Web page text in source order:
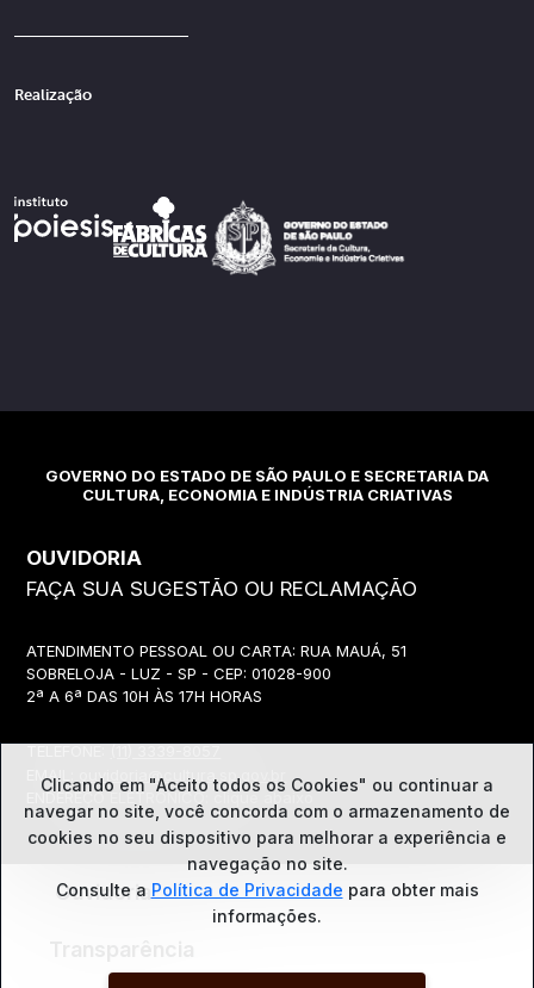
Realização
GOVERNO DO ESTADO DE SÃO PAULO E SECRETARIA DA
CULTURA, ECONOMIA E INDÚSTRIA CRIATIVAS
OUVIDORIA
FAÇA SUA SUGESTÃO OU RECLAMAÇÃO
ATENDIMENTO PESSOAL OU CARTA: RUA MAUÁ, 51
SOBRELOJA - LUZ - SP - CEP: 01028-900
2ª A 6ª DAS 10H ÀS 17H HORAS
EMAIL:
ouvidoria@cultura.sp.gov.br
ENDEREÇO ELETRÔNICO: clique abaixo
Ouvidoria
Clicando em "Aceito todos os Cookies" ou continuar a
navegar no site, você concorda com o armazenamento de
cookies no seu dispositivo para melhorar a experiência e
navegação no site.
Consulte a Política de Privacidade para obter mais
informações.